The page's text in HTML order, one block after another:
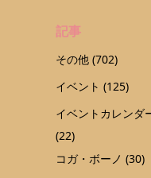
記事
その他 (702)
イベント (125)
イベントカレンダ
(22)
コガ・ボーノ (30)